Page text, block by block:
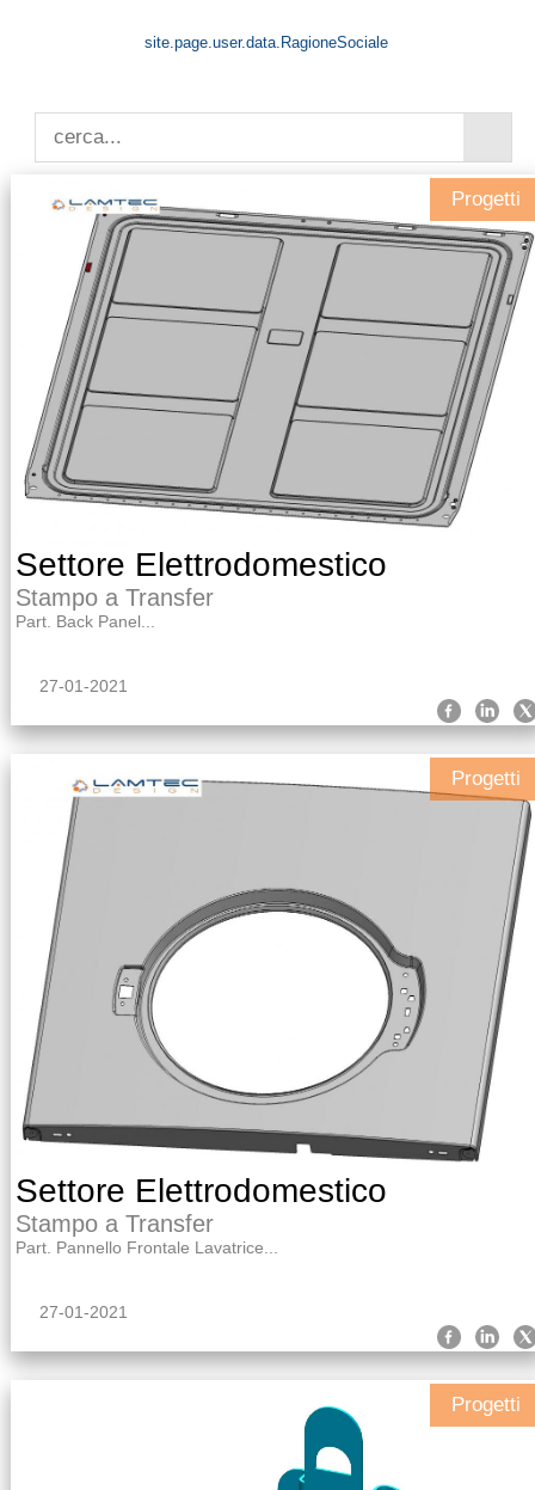
site.page.user.data.RagioneSociale
Progetti
Settore Elettrodomestico
Stampo a Transfer
Part. Back Panel...
27-01-2021
Progetti
Settore Elettrodomestico
Stampo a Transfer
Part. Pannello Frontale Lavatrice...
27-01-2021
Progetti